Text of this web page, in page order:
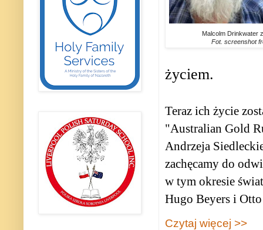
Malcolm Drinkwater
Fot. screenshot
życiem.
Teraz ich życie
"Australian Gold
Andrzeja
zachęcamy do
w tym okresie
Hugo Beyers i
Czytaj więcej >>